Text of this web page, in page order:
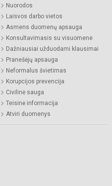
Nuorodos
Laisvos darbo vietos
Asmens duomenų apsauga
Konsultavimasis su visuomene
Dažniausiai užduodami klausimai
Pranešėjų apsauga
Neformalus švietimas
Korupcijos prevencija
Civilinė sauga
Teisinė informacija
Atviri duomenys